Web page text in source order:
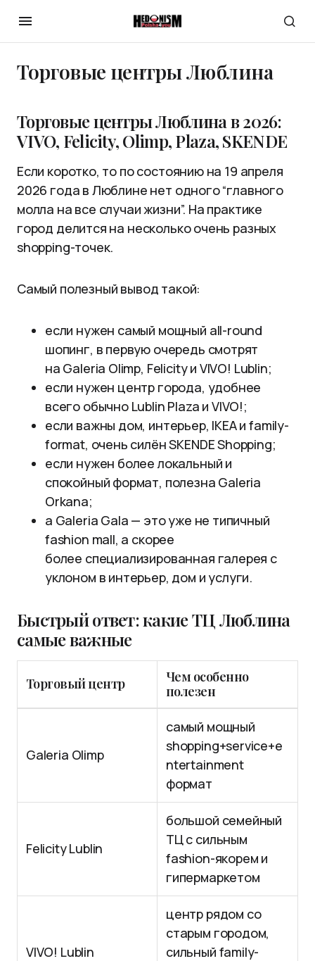
Торговые центры Люблина
Торговые центры Люблина в 2026:
VIVO, Felicity, Olimp, Plaza, SKENDE
Если коротко, то по состоянию на 19 апреля
2026 года в Люблине нет одного “главного
молла на все случаи жизни”. На практике
город делится на несколько очень разных
shopping-точек.
Самый полезный вывод такой:
если нужен самый мощный all-round
шопинг, в первую очередь смотрят
на Galeria Olimp, Felicity и VIVO! Lublin;
если нужен центр города, удобнее
всего обычно Lublin Plaza и VIVO!;
если важны дом, интерьер, IKEA и family-
format, очень силён SKENDE Shopping;
если нужен более локальный и
спокойный формат, полезна Galeria
Orkana;
а Galeria Gala — это уже не типичный
fashion mall, а скорее
более специализированная галерея с
уклоном в интерьер, дом и услуги.
Быстрый ответ: какие ТЦ Люблина
самые важные
Торговый центр
Чем особенно
полезен
Galeria Olimp
самый мощный
shopping+service+e
ntertainment
формат
Felicity Lublin
большой семейный
ТЦ с сильным
fashion-якорем и
гипермаркетом
VIVO! Lublin
центр рядом со
старым городом,
сильный family-